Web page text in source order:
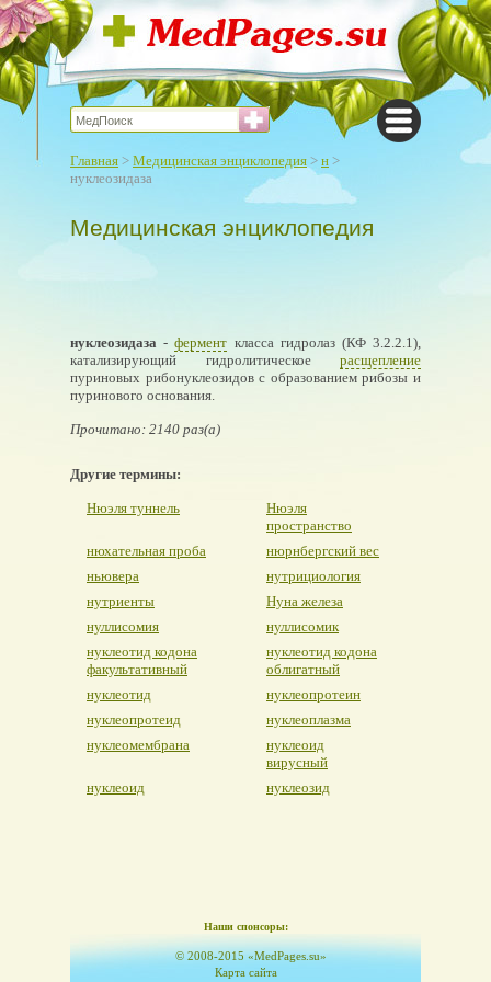
Главная > Медицинская энциклопедия > н >
нуклеозидаза
Медицинская энциклопедия
нуклеозидаза -фермент класса гидролаз (КФ 3.2.2.1),
катализирующий гидролитическое расщепление
пуриновых рибонуклеозидов с образованием рибозы и
пуринового основания.
Прочитано: 2140 раз(а)
Другие термины:
Нюэля туннель
Нюэля
пространство
нюхательная проба
нюрнбергский вес
ньювера
нутрициология
нутриенты
Нуна железа
нуллисомия
нуллисомик
нуклеотид кодона
факультативный
нуклеотид кодона
облигатный
нуклеотид
нуклеопротеин
нуклеопротеид
нуклеоплазма
нуклеомембрана
нуклеоид
вирусный
нуклеоид
нуклеозид
Наши спонсоры:
© 2008-2015 «MedPages.su»
Карта сайта